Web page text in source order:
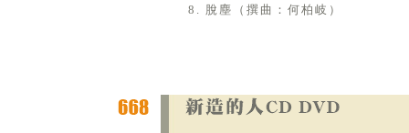
8. 脫塵（撰曲：何柏岐）